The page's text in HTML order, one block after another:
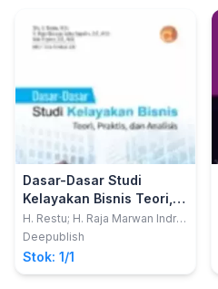
Dasar-Dasar Studi
Kelayakan Bisnis Teori,
Praktis, dan Analisis
H. Restu; H. Raja Marwan Indra
Saputra; Aris Triyono
Deepublish
Stok: 1/1